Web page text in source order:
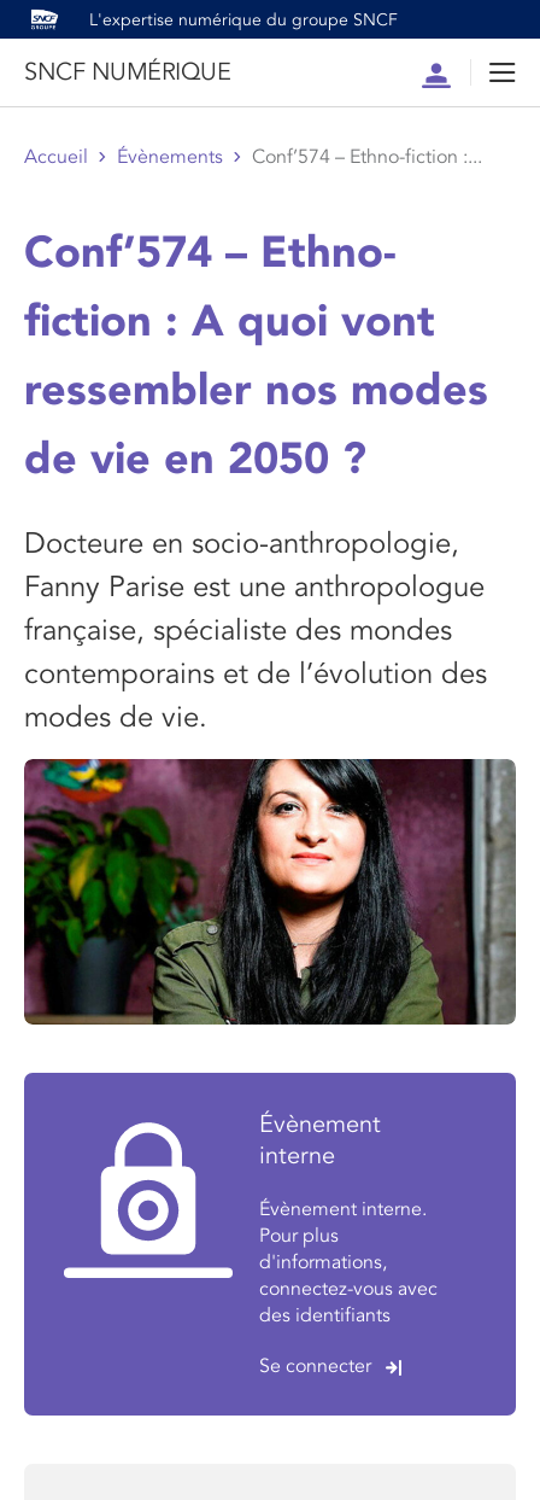
L'expertise numérique du groupe SNCF
SNCF NUMÉRIQUE
Compte
Accueil Évènements Conf’574 – Ethno-fiction :...
Conf’574 – Ethno-
fiction : A quoi vont
ressembler nos modes
de vie en 2050 ?
Docteure en socio-anthropologie,
Fanny Parise est une anthropologue
française, spécialiste des mondes
contemporains et de l’évolution des
modes de vie.
Évènement
interne
Évènement interne.
Pour plus
d'informations,
connectez-vous avec
des identifiants
Se connecter